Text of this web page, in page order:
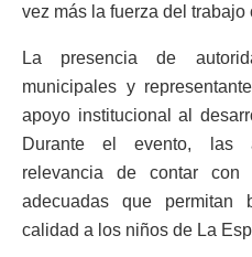
vez más la fuerza del trabajo
La presencia de
municipales y
apoyo institucional al
Durante el evento, las
relevancia de contar con
adecuadas que permitan
calidad a los niños de La